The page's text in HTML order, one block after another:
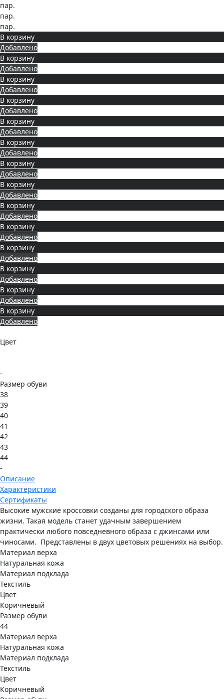
пар.
пар.
пар.
В корзину
Добавлено
В корзину
Добавлено
В корзину
Добавлено
В корзину
Добавлено
В корзину
Добавлено
В корзину
Добавлено
В корзину
Добавлено
В корзину
Добавлено
В корзину
Добавлено
В корзину
Добавлено
В корзину
Добавлено
В корзину
Добавлено
В корзину
Добавлено
В корзину
Добавлено
Цвет
-
Размер обуви
38
39
40
41
42
43
44
-
Описание
Характеристики
Сертификаты
Высокие мужские кроссовки созданы для городского образа
жизни. Такая модель станет удачным завершением
практически любого повседневного образа с джинсами или
чиносами. Представлены в двух цветовых решениях на выбор.
Материал верха
Натуральная кожа
Материал подклада
Текстиль
Цвет
Коричневый
Размер обуви
44
Материал верха
Натуральная кожа
Материал подклада
Текстиль
Цвет
Коричневый